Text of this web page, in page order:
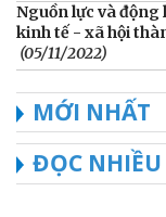
Nguồn lực và động
kinh tế - xã hội
(05/11/2022)
MỚI NHẤT
ĐỌC